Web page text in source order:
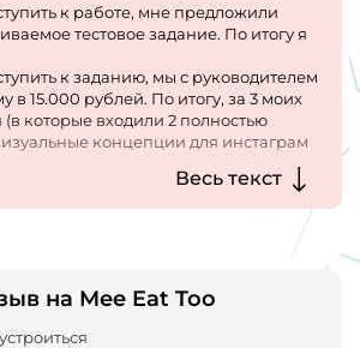
к работе, мне предложили
тестовое задание. По итогу я
к заданию, мы с руководителем
в 15.000 рублей. По итогу, за 3 моих
(в которые входили 2 полностью
концепции для инстаграм
это "Мы не готовы дать ему
задание в 5.000 рублей. Всё."
месяц по 25.000 рублей + если работа
сверху 20.000 рублей в качестве
Весь текст
на Mee Eat Too